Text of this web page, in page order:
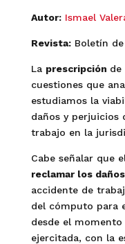
Autor: Ismael
Revista:Boletín de
La prescripción de
cuestiones que
estudiamos la
daños y perjuicios
trabajo en la
Cabe señalar que
reclamar los
accidente de
del cómputo para
desde el
ejercitada, con la